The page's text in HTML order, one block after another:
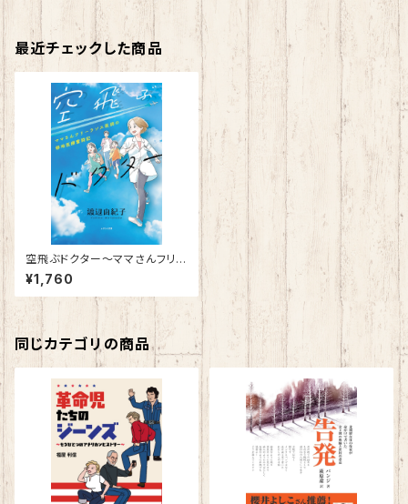
最近チェックした商品
空飛ぶドクター～ママさんフリー
ランス医師の僻地医療奮闘記～
¥1,760
同じカテゴリの商品